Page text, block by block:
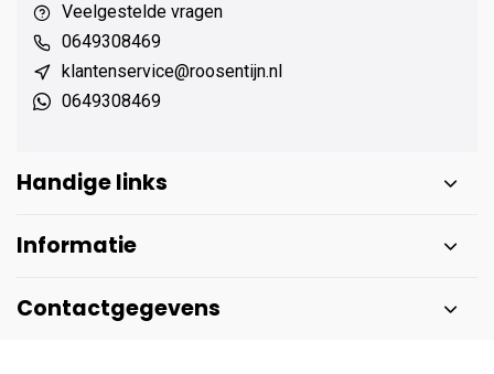
Veelgestelde vragen
0649308469
klantenservice@roosentijn.nl
0649308469
Handige links
Informatie
Contactgegevens